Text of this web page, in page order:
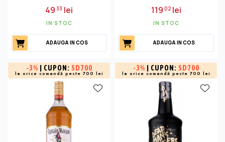
49 33 lei
IN STOC
ADAUGA IN COS
11902lei
IN STOC
ADAUGA IN COS
-3% | CUPON: SD700
la orice comandă peste 700 lei
-3% | CUPON: SD700
la orice comandă peste 700 lei